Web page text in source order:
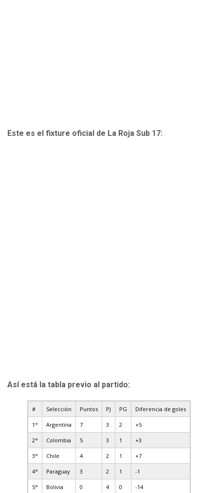
Este es el fixture oficial de La Roja Sub 17:
Así está la tabla previo al partido:
# Selección Puntos PJ PG Diferencia de goles
1° Argentina 7 3 2 +5
2° Colombia 5 3 1 +3
3° Chile 4 2 1 +7
4° Paraguay 3 2 1 -1
5° Bolivia 0 4 0 -14